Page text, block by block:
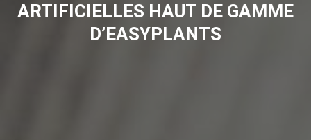
ARTIFICIELLES HAUT DE GAMME
D’EASYPLANTS